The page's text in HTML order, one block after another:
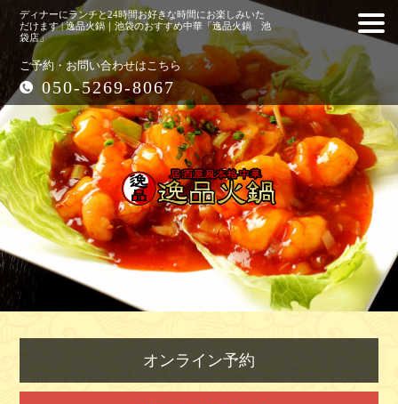
ディナーにランチと24時間お好きな時間にお楽しみいた
だけます | 逸品火鍋｜池袋のおすすめ中華「逸品火鍋 池
袋店」
ご予約・お問い合わせはこちら
050-5269-8067
オンライン予約